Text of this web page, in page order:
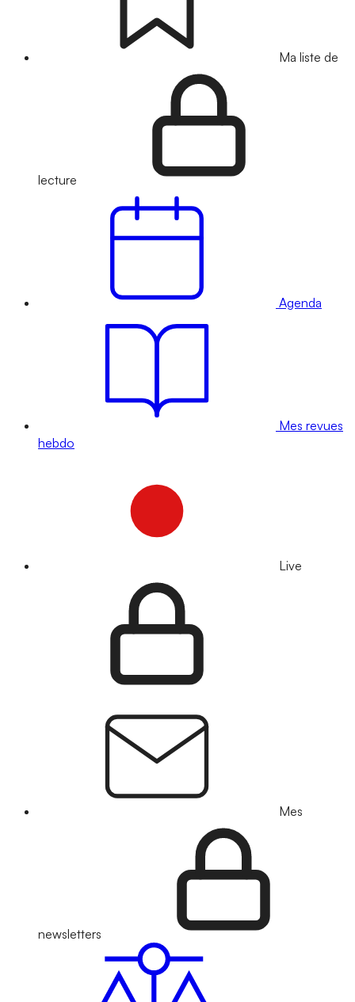
Ma liste de
lecture
Agenda
Mes revues
hebdo
Live
Mes
newsletters